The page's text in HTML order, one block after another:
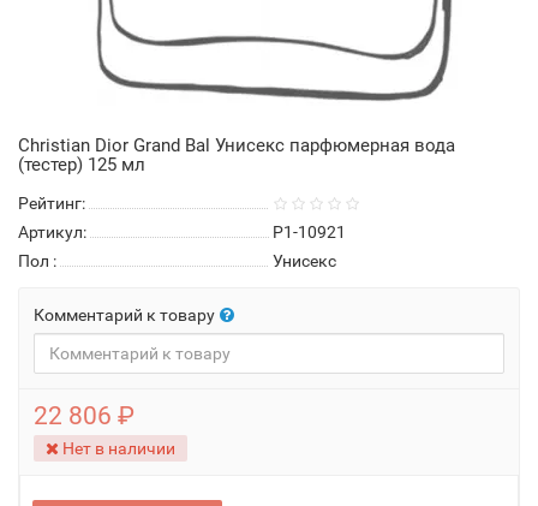
Christian Dior Grand Bal Унисекс парфюмерная вода
(тестер) 125 мл
Рейтинг:
Артикул:
P1-10921
Пол : Унисекс
Комментарий к товару
22 806 ₽
Нет в наличии